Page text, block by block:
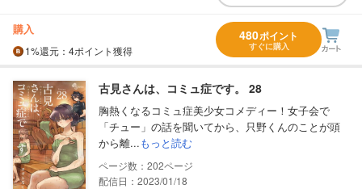
購入
1%還元 ：4ポイント獲得
480ポイント
すぐに購入
古見さんは、コミュ症です。 28
胸熱くなるコミュ症美少女コメディー！女子会で
「チュー」の話を聞いてから、只野くんのことが頭
から離...もっと読む
202
配信日：2023/01/18